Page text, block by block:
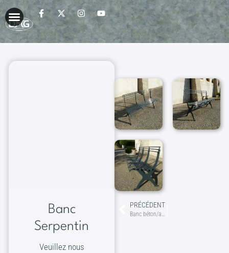
Banc
Serpentin
Veuillez nous
PRÉCÉDENT
Banc béton/acier